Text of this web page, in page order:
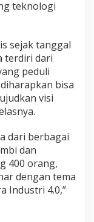
teknologi
sejak tanggal
terdiri dari
peduli
bisa
visi
dari berbagai
dan
400 orang,
dengan tema
Industri 4.0,”